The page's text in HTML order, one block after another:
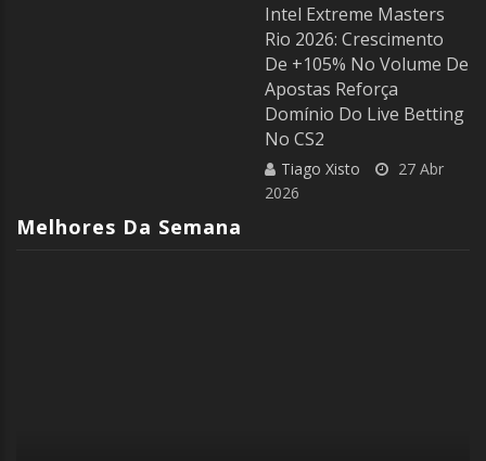
Intel Extreme Masters
Rio 2026: Crescimento
De +105% No Volume De
Apostas Reforça
Domínio Do Live Betting
No CS2
Tiago Xisto
27 Abr
2026
Melhores Da Semana